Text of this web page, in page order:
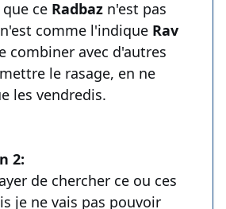
ce Radbaz n'est pas
comme l'indique Rav
combiner avec d'autres
le rasage, en ne
les vendredis.
2:
de chercher ce ou ces
je ne vais pas pouvoir